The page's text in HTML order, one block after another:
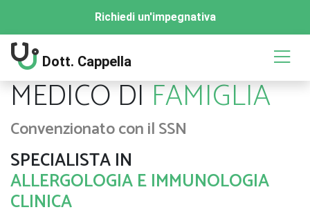
Richiedi un'impegnativa
Dott. Cappella
MEDICO DIFAMIGLIA
Convenzionato con il SSN
SPECIALISTA IN
ALLERGOLOGIA E IMMUNOLOGIA
CLINICA